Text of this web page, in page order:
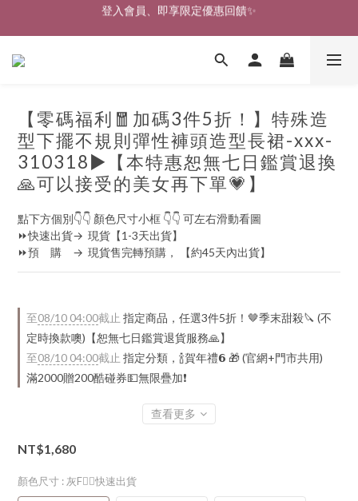
🎉新北淡水實體門市🤗歡迎蒞臨試穿🎉
登入會員、即享限定優惠回饋✨
🎉新北淡水實體門市🤗歡迎蒞臨試穿🎉
【零碼福利🧧加碼3件5折！】特殊造
型下擺不規則彈性褲頭造型長裙-xxx-
310318▶【本特惠恕無七日鑑賞退換
🙏可以接受的美女再下單💗】
點下方個別👇👇 顏色尺寸小框 👇👇 可左右滑動看圖
⏩快速出貨→  現貨【1-3天出貨】
⏩預　購　→  現貨售完轉預購， 【約45天內出貨】
至08/10 04:00截止 指定商品，任選3件5折！🤎季末甜殺🔪 (不
定時換款噢)【恕無七日鑑賞退貨服務🙏】
至08/10 04:00截止 指定分類，🍾賀年禮️𝟲 🎁 (官網+門市共用)
滿2000贈200酷碰券💵無限疊加❗
查看更多
NT$1,680
顏色尺寸 : 灰F👈🏻快速出貨